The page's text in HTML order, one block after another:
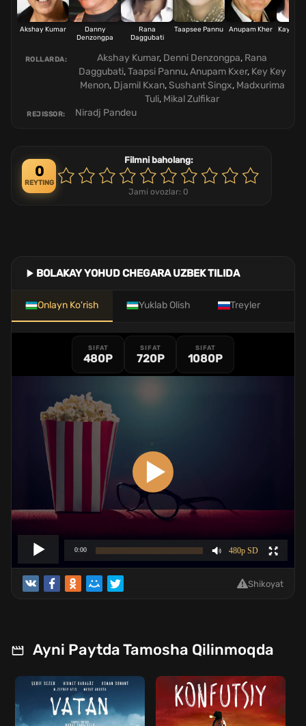
Akshay Kumar
Danny
Denzongpa
Rana
Daggubati
Taapsee Pannu Anupam Kher Kay Kay
ROLLARDA: Akshay Kumar, Denni Denzongpa, Rana
Daggubati,Taapsi Pannu,Anupam Kxer, Key Key
Menon, Djamil Kxan,Sushant Singx, Madxurima
Tuli, Mikal Zulfikar
REJISSOR: Niradj Pandeu
0
REYTING
Filmni baholang:
Jami ovozlar: 0
BOLAKAY YOHUD CHEGARA UZBEK TILIDA
Onlayn Ko'rish Yuklab Olish Treyler
SIFAT
480P
SIFAT
720P
SIFAT
1080P
Shikoyat
Ayni Paytda Tamosha Qilinmoqda